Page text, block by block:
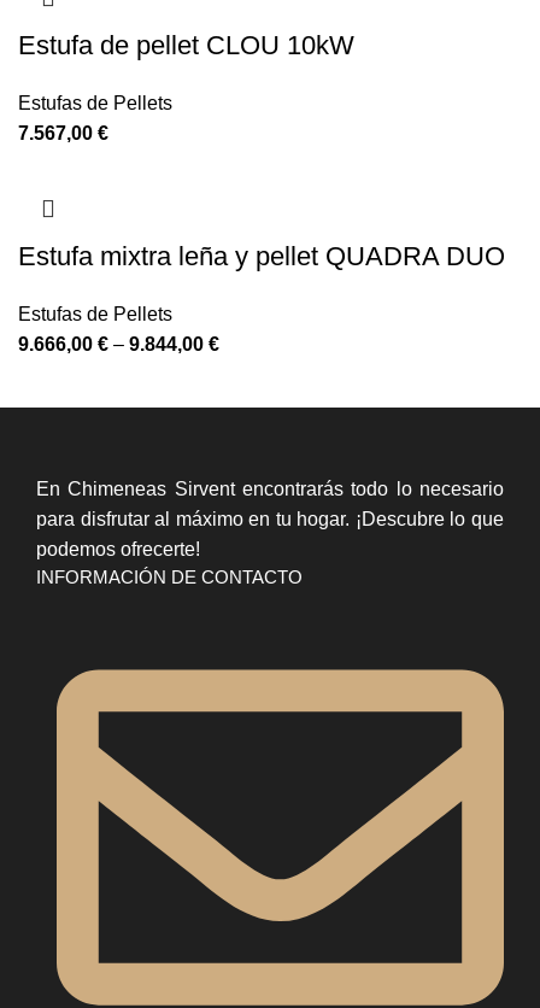
Estufa de pellet CLOU 10kW
Estufas de Pellets
7.567,00 €
Estufa mixtra leña y pellet QUADRA DUO
Estufas de Pellets
9.666,00 € – 9.844,00 €
En Chimeneas Sirvent encontrarás todo lo necesario
para disfrutar al máximo en tu hogar. ¡Descubre lo que
podemos ofrecerte!
INFORMACIÓN DE CONTACTO